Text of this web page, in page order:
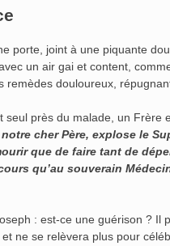
porte, joint à une piquante
un air gai et content,
douloureux,
près du malade, un Frère
notre cher Père, explose le
que de faire tant de
qu’au souverain
: est-ce une guérison ? Il
ne se relèvera plus pour